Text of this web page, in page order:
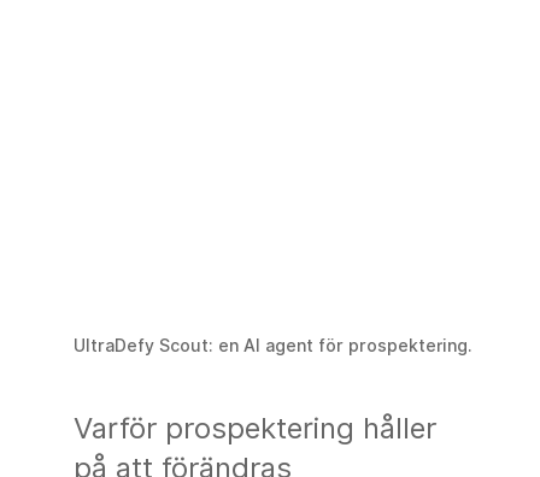
UltraDefy Scout: en AI agent för prospektering.
Varför prospektering håller
på att förändras